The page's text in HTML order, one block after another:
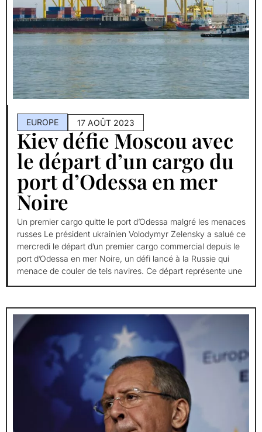
EUROPE 17 AOÛT 2023
Kiev défie Moscou avec
le départ d’un cargo du
port d’Odessa en mer
Noire
Un premier cargo quitte le port d’Odessa malgré les menaces
russes Le président ukrainien Volodymyr Zelensky a salué ce
mercredi le départ d’un premier cargo commercial depuis le
port d’Odessa en mer Noire, un défi lancé à la Russie qui
menace de couler de tels navires. Ce départ représente une